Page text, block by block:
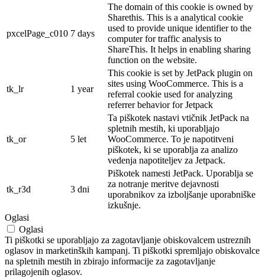
pxcelPage_c010 7 days
The domain of this cookie is owned by
Sharethis. This is a analytical cookie
used to provide unique identifier to the
computer for traffic analysis to
ShareThis. It helps in enabling sharing
function on the website.
tk_lr 1 year
This cookie is set by JetPack plugin on
sites using WooCommerce. This is a
referral cookie used for analyzing
referrer behavior for Jetpack
tk_or 5 let
Ta piškotek nastavi vtičnik JetPack na
spletnih mestih, ki uporabljajo
WooCommerce. To je napotitveni
piškotek, ki se uporablja za analizo
vedenja napotiteljev za Jetpack.
tk_r3d 3 dni
Piškotek namesti JetPack. Uporablja se
za notranje meritve dejavnosti
uporabnikov za izboljšanje uporabniške
izkušnje.
Oglasi
Oglasi
Ti piškotki se uporabljajo za zagotavljanje obiskovalcem ustreznih
oglasov in marketinških kampanj. Ti piškotki spremljajo obiskovalce
na spletnih mestih in zbirajo informacije za zagotavljanje
prilagojenih oglasov.